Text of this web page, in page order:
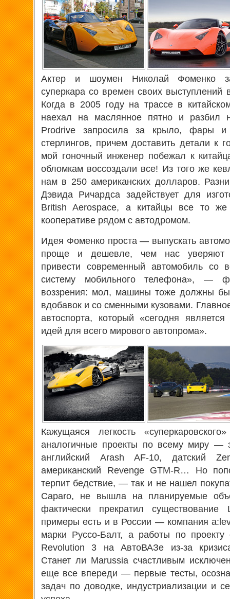
Актер и шоумен Николай Фоменко
суперкара со времен своих выступлений
Когда в 2005 году на трассе в
наехал на маслянное пятно и разбил
Prodrive запросила за крыло, фары
стерлингов, причем доставить детали к
мой гоночный инженер побежал к
обломкам воссоздали все! Из того же
нам в 250 американских долларов.
Дэвида Ричардса задействует для
British Aerospace, а китайцы все то
кооперативе рядом с автодромом.
Идея Фоменко проста — выпускать
проще и дешевле, чем нас уверяют
привести современный автомобиль со
систему мобильного телефона», —
воззрения: мол, машины тоже должны
вдобавок и со сменными кузовами.
автоспорта, который «сегодня
идей для всего мирового автопрома».
Кажущаяся легкость
аналогичные проекты по всему миру —
английский Arash AF-10, датский
американский Revenge GTM-R… Но
терпит бедствие, — так и не нашел
Caparo, не вышла на планируемые
фактически прекратил
примеры есть и в России — компания
марки Руссо-Балт, а работы по проекту
Revolution 3 на АвтоВАЗе из-за
Станет ли Marussia счастливым
еще все впереди — первые тесты,
задач по доводке, индустриализации и